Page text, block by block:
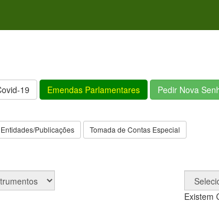
19 Emendas Parlamentares Pedir Nova
Entidades/Publicações Tomada de Contas Especial
Existem